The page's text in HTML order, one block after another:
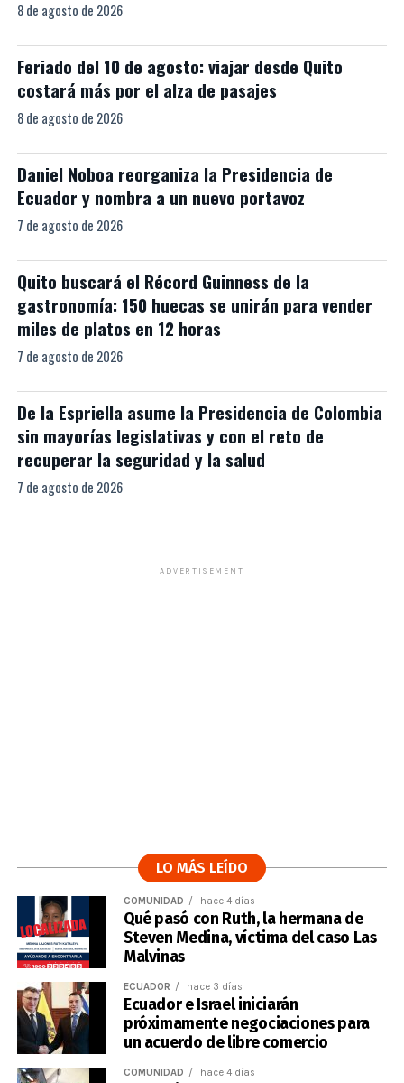
8 de agosto de 2026
Feriado del 10 de agosto: viajar desde Quito
costará más por el alza de pasajes
8 de agosto de 2026
Daniel Noboa reorganiza la Presidencia de
Ecuador y nombra a un nuevo portavoz
7 de agosto de 2026
Quito buscará el Récord Guinness de la
gastronomía: 150 huecas se unirán para vender
miles de platos en 12 horas
7 de agosto de 2026
De la Espriella asume la Presidencia de Colombia
sin mayorías legislativas y con el reto de
recuperar la seguridad y la salud
7 de agosto de 2026
ADVERTISEMENT
LO MÁS LEÍDO
COMUNIDAD hace 4 días
Qué pasó con Ruth, la hermana de
Steven Medina, víctima del caso Las
Malvinas
ECUADOR hace 3 días
Ecuador e Israel iniciarán
próximamente negociaciones para
un acuerdo de libre comercio
COMUNIDAD hace 4 días